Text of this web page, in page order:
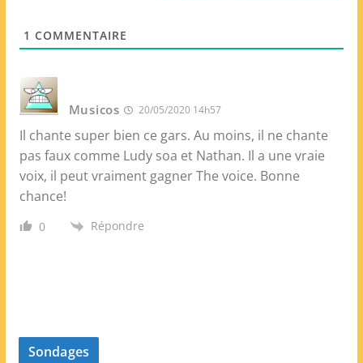
1 COMMENTAIRE
Musicos 20/05/2020 14h57
Il chante super bien ce gars. Au moins, il ne chante
pas faux comme Ludy soa et Nathan. Il a une vraie
voix, il peut vraiment gagner The voice. Bonne
chance!
0 Répondre
Sondages